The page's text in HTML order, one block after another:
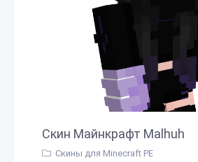
Скин Майнкрафт Malhuh
Скины для Minecraft PE